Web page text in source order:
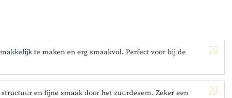
te maken en erg smaakvol. Perfect voor bij de
structuur en fijne smaak door het zuurdesem. Zeker een